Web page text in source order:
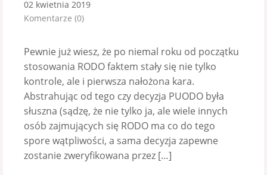
02 kwietnia 2019
Komentarze (0)
Pewnie już wiesz, że po niemal roku od początku
stosowania RODO faktem stały się nie tylko
kontrole, ale i pierwsza nałożona kara.
Abstrahując od tego czy decyzja PUODO była
słuszna (sądzę, że nie tylko ja, ale wiele innych
osób zajmujących się RODO ma co do tego
spore wątpliwości, a sama decyzja zapewne
zostanie zweryfikowana przez […]